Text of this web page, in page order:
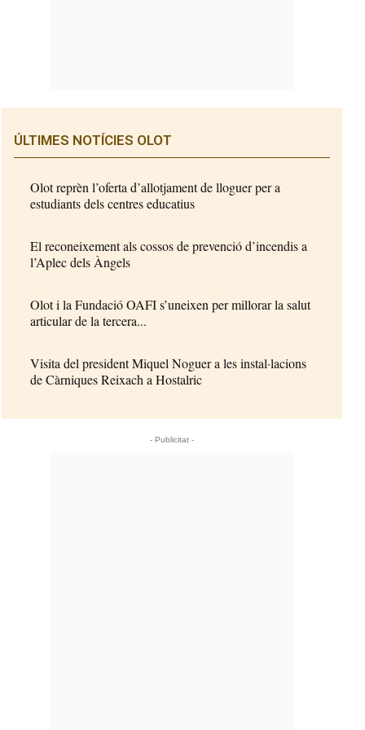
ÚLTIMES NOTÍCIES OLOT
Olot reprèn l’oferta d’allotjament de lloguer per a
estudiants dels centres educatius
El reconeixement als cossos de prevenció d’incendis a
l’Aplec dels Àngels
Olot i la Fundació OAFI s’uneixen per millorar la salut
articular de la tercera...
Visita del president Miquel Noguer a les instal·lacions
de Càrniques Reixach a Hostalric
- Publicitat -